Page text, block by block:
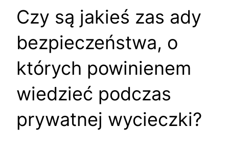
Czy są jakieś zas ady
bezpieczeństwa, o
których powinienem
wiedzieć podczas
prywatnej wycieczki?